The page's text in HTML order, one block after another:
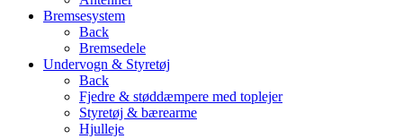
Bremsesystem
Back
Bremsedele
Undervogn & Styretøj
Back
Fjedre & støddæmpere med toplejer
Styretøj & bærearme
Hjulleje